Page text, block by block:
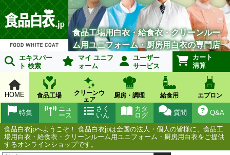
食品工場用白衣・給食衣・クリーンルー
ム用ユニフォーム・厨房用白衣の専門店
エキスパー
ト 検索
マイ ユニフ
ォーム
ユーザー
サービス
カート
清算
HOME 食品工場
クリーンウ
ェア
厨房・調理 給食用 エプロン
Q&A
質問
カタ
ログ
さく
いん
ニュ
ース
特集
食品白衣jpへようこそ！ 食品白衣jpは全国の法人・個人の皆様に、食品工
場用白衣・給食衣・クリーンルーム用ユニフォーム・厨房用白衣をご提供
するオンラインショップです。